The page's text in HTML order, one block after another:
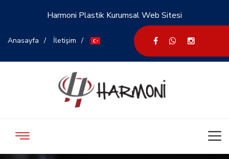
Harmoni Plastik Kurumsal Web Sitesi
Anasayfa İletişim